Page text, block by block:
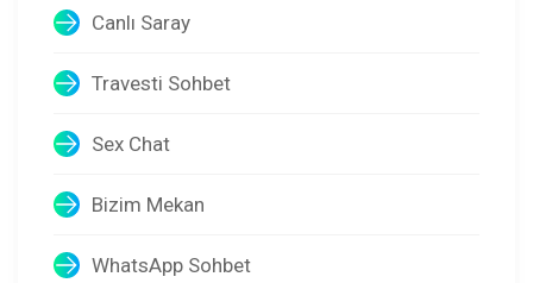
Canlı Saray
Travesti Sohbet
Sex Chat
Bizim Mekan
WhatsApp Sohbet